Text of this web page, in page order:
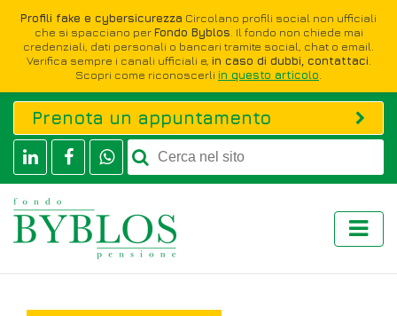
Profili fake e cybersicurezza Circolano profili social non ufficiali
che si spacciano perFondo Byblos . Il fondo non chiede mai
credenziali, dati personali o bancari tramite social, chat o email.
Verifica sempre i canali ufficiali e, in caso di dubbi, contattaci
Scopri come riconoscerli in questo articolo
Prenota un appuntamento